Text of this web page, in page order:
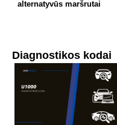
alternatyvūs maršrutai
Diagnostikos kodai